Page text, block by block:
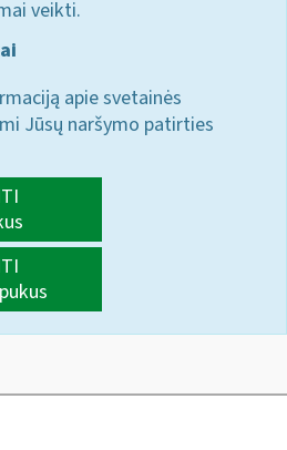
veikti.
apie svetainės
Jūsų naršymo patirties